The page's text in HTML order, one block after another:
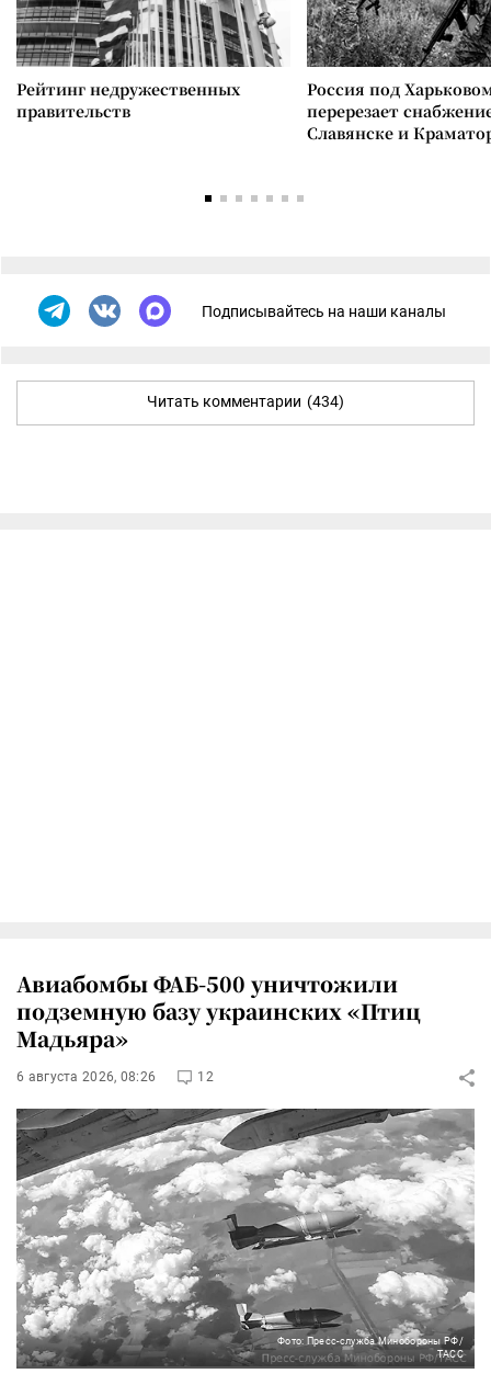
Рейтинг недружественных
правительств
Россия под
перерезает
Славянске и
Подписывайтесь на наши каналы
Читать комментарии (434)
Авиабомбы ФАБ-500 уничтожили
подземную базу украинских «Птиц
Мадьяра»
6 августа 2026, 08:26 12
Фото: Пресс-служба Минобороны РФ/
ТАСС